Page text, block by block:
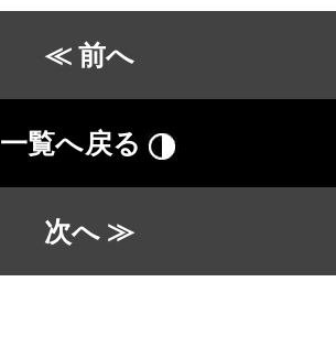
≪ 前へ
一覧へ戻る
次へ ≫